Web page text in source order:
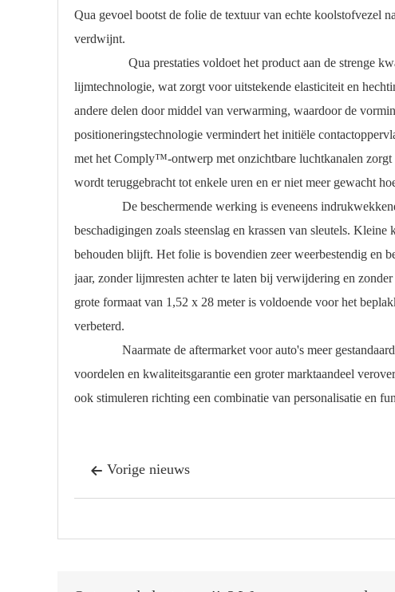
Qua gevoel bootst de folie de textuur van echte koolstofvezel
verdwijnt.
Qua prestaties voldoet het product aan de strenge
lijmtechnologie, wat zorgt voor uitstekende elasticiteit en
andere delen door middel van verwarming, waardoor de
positioneringstechnologie vermindert het initiële
met het Comply™-ontwerp met onzichtbare luchtkanalen zorgt
wordt teruggebracht tot enkele uren en er niet meer gewacht
De beschermende werking is eveneens indrukwekkend.
beschadigingen zoals steenslag en krassen van sleutels.
behouden blijft. Het folie is bovendien zeer weerbestendig en
jaar, zonder lijmresten achter te laten bij verwijdering en
grote formaat van 1,52 x 28 meter is voldoende voor het
verbeterd.
Naarmate de aftermarket voor auto's meer
voordelen en kwaliteitsgarantie een groter marktaandeel
ook stimuleren richting een combinatie van personalisatie en
 Vorige nieuws